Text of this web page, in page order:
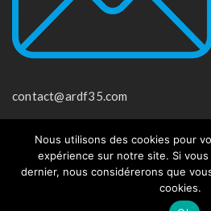
contact@ardf35.com
© 2018 A.R.D.F.35 - Tous droits
Nous utilisons des cookies pour
expérience sur notre site. Si
dernier, nous considérerons que
cookies.